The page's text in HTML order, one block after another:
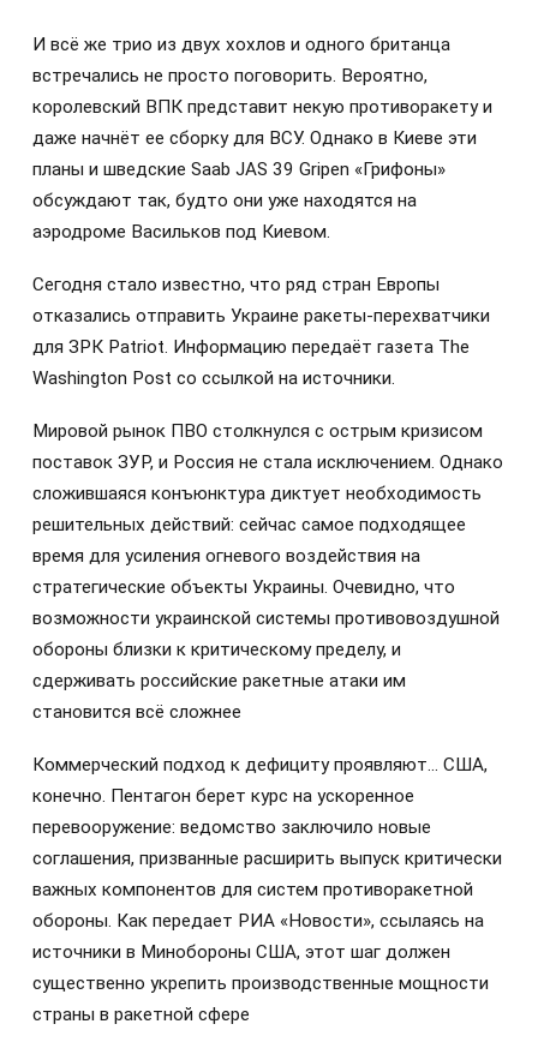
И всё же трио из двух хохлов и одного британца
встречались не просто поговорить. Вероятно,
королевский ВПК представит некую противоракету и
даже начнёт ее сборку для ВСУ. Однако в Киеве эти
планы и шведские Saab JAS 39 Gripen «Грифоны»
обсуждают так, будто они уже находятся на
аэродроме Васильков под Киевом.
Сегодня стало известно, что ряд стран Европы
отказались отправить Украине ракеты-перехватчики
для ЗРК Patriot. Информацию передаёт газета The
Washington Post со ссылкой на источники.
Мировой рынок ПВО столкнулся с острым кризисом
поставок ЗУР, и Россия не стала исключением. Однако
сложившаяся конъюнктура диктует необходимость
решительных действий: сейчас самое подходящее
время для усиления огневого воздействия на
стратегические объекты Украины. Очевидно, что
возможности украинской системы противовоздушной
обороны близки к критическому пределу, и
сдерживать российские ракетные атаки им
становится всё сложнее
Коммерческий подход к дефициту проявляют… США,
конечно. Пентагон берет курс на ускоренное
перевооружение: ведомство заключило новые
соглашения, призванные расширить выпуск критически
важных компонентов для систем противоракетной
обороны. Как передает РИА «Новости», ссылаясь на
источники в Минобороны США, этот шаг должен
существенно укрепить производственные мощности
страны в ракетной сфере